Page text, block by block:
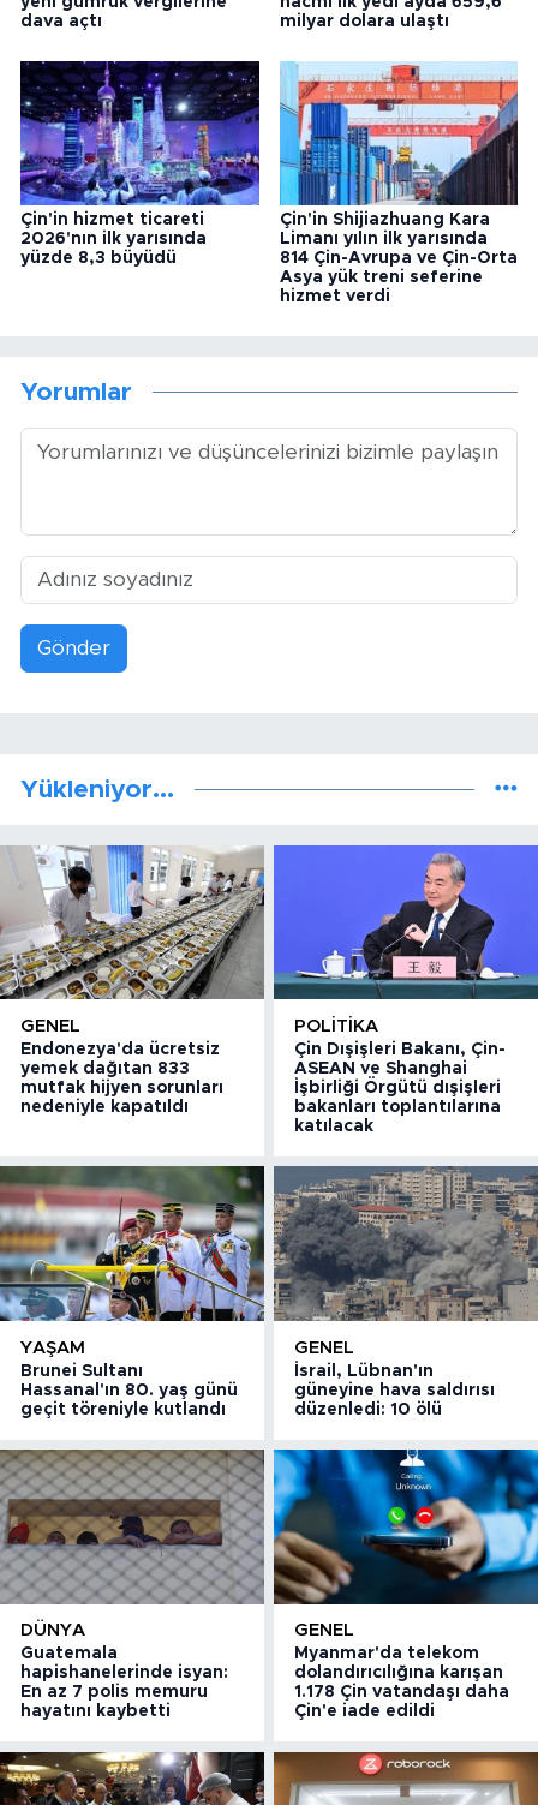
dava açtı
milyar dolara ulaştı
Çin'in hizmet ticareti
2026'nın ilk yarısında
yüzde 8,3 büyüdü
Çin'in Shijiazhuang Kara
Limanı yılın ilk yarısında
814 Çin-Avrupa ve Çin-Orta
Asya yük treni seferine
hizmet verdi
Yorumlar
Gönder
Yükleniyor...
GENEL
Endonezya'da ücretsiz
yemek dağıtan 833
mutfak hijyen sorunları
nedeniyle kapatıldı
POLITIKA
Çin Dışişleri Bakanı, Çin-
ASEAN ve Shanghai
İşbirliği Örgütü dışişleri
bakanları toplantılarına
katılacak
YAŞAM
Brunei Sultanı
Hassanal'ın 80. yaş günü
geçit töreniyle kutlandı
GENEL
İsrail, Lübnan'ın
güneyine hava saldırısı
düzenledi: 10 ölü
DÜNYA
Guatemala
hapishanelerinde isyan:
En az 7 polis memuru
hayatını kaybetti
GENEL
Myanmar'da telekom
dolandırıcılığına karışan
1.178 Çin vatandaşı daha
Çin'e iade edildi